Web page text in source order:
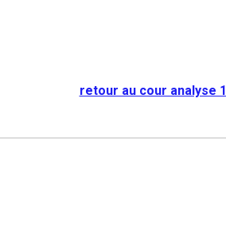
retour au cour analyse 1